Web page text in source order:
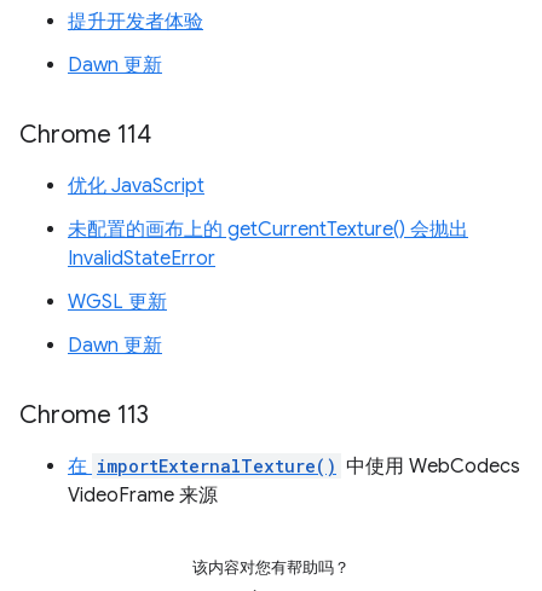
提升开发者体验
Dawn 更新
Chrome 114
优化 JavaScript
未配置的画布上的 getCurrentTexture() 会抛出
InvalidStateError
WGSL 更新
Dawn 更新
Chrome 113
在 importExternalTexture() 中使用 WebCodecs
VideoFrame 来源
该内容对您有帮助吗？